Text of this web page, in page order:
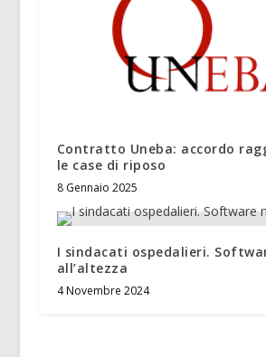
Contratto Uneba: accordo
le case di riposo
8 Gennaio 2025
I sindacati ospedalieri.
all’altezza
4 Novembre 2024